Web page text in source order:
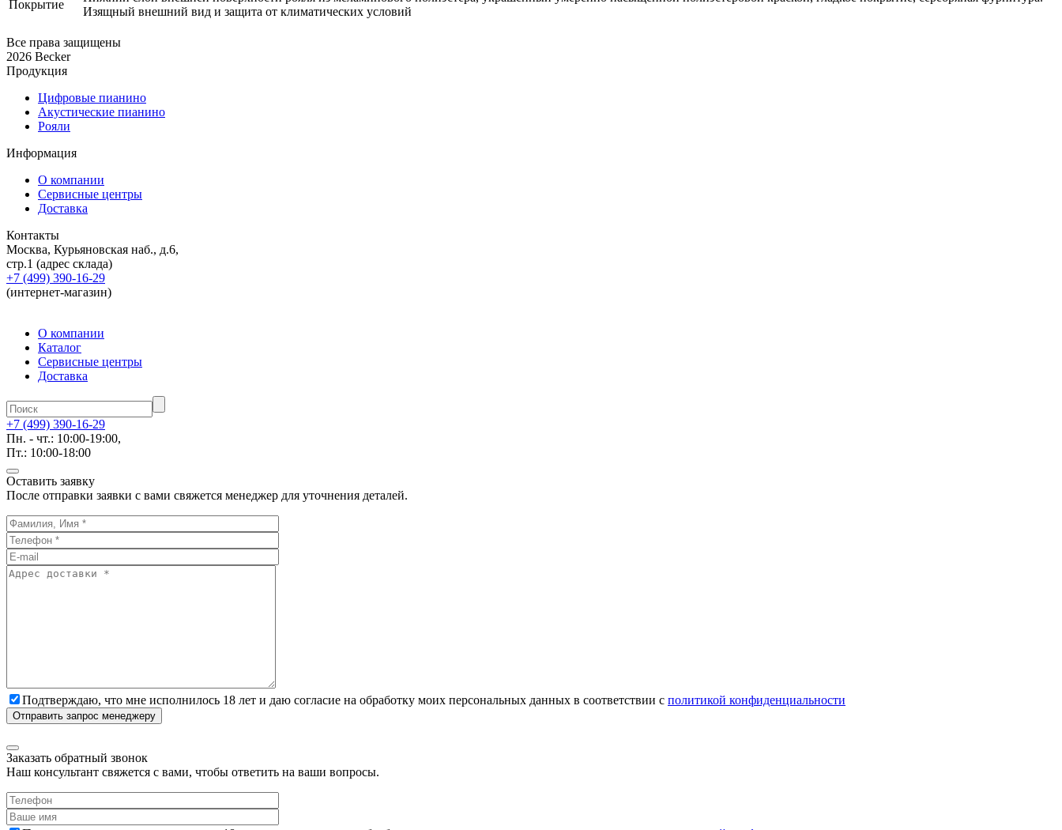
Покрытие
Изящный внешний вид и защита от климатических условий
Все права защищены
2026 Becker
Продукция
Цифровые пианино
Акустические пианино
Рояли
Информация
О компании
Сервисные центры
Доставка
Контакты
Москва, Курьяновская наб., д.6,
стр.1 (адрес склада)
+7 (499) 390-16-29
(интернет-магазин)
О компании
Каталог
Сервисные центры
Доставка
+7 (499) 390-16-29
Пн. - чт.: 10:00-19:00,
Пт.: 10:00-18:00
Оставить заявку
После отправки заявки с вами свяжется менеджер для уточнения деталей.
Подтверждаю, что мне исполнилось 18 лет и даю согласие на обработку моих персональных данных в соответствии с политикой конфиденциальности
Заказать обратный звонок
Наш консультант свяжется с вами, чтобы ответить на ваши вопросы.